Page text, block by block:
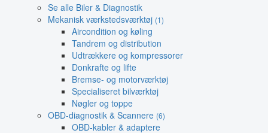
Se alle Biler & Diagnostik
Mekanisk værkstedsværktøj (1)
Aircondition og køling
Tandrem og distribution
Udtrækkere og kompressorer
Donkrafte og lifte
Bremse- og motorværktøj
Specialiseret bilværktøj
Nøgler og toppe
OBD-diagnostik & Scannere (6)
OBD-kabler & adaptere